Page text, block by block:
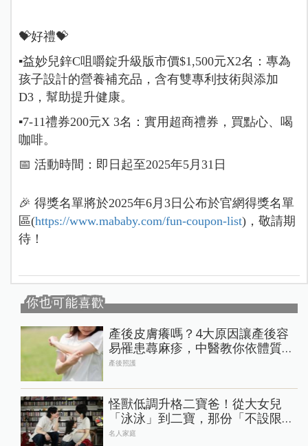
💝好禮💝
▪️益妙兒鋅C咀嚼錠升級版市價$1,500元X2名：專為
孩子設計的營養補充品，含有雙專利技術與添加
D3，幫助提升健康。
▪️7-11禮券200元X 3名：實用超商禮券，買點心、喝
咖啡。
📅 活動時間：即日起至2025年5月31日
🎉 得獎名單將於2025年6月3日公布於官網得獎名單
區(https://www.mababy.com/fun-coupon-list)，敬請期
待！
你也可能喜歡
產後皮膚癢嗎？4大原因讓產後容
易罹患蕁麻疹，中醫教你依體質調
理，告別皮膚癢
產後照護
怪獸低調升格二寶爸！從大女兒
「泳泳」到二寶，那份「不設限」
的愛始終如一
名人家庭